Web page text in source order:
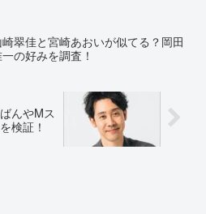
崎翠佳と宮崎あおいが似てる？岡田
の好みを調査！
んやMス
検証！